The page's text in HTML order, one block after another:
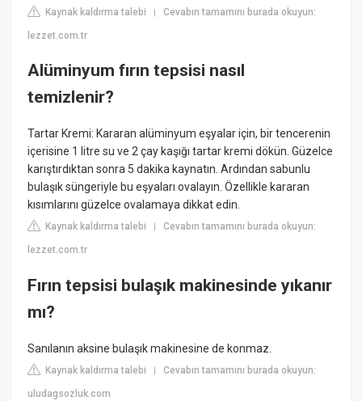
Kaynak kaldırma talebi |Cevabın tamamını burada okuyun:
lezzet.com.tr
Alüminyum fırın tepsisi nasıl
temizlenir?
Tartar Kremi: Kararan alüminyum eşyalar için, bir tencerenin
içerisine 1 litre su ve 2 çay kaşığı tartar kremi dökün. Güzelce
karıştırdıktan sonra 5 dakika kaynatın. Ardından sabunlu
bulaşık süngeriyle bu eşyaları ovalayın. Özellikle kararan
kısımlarını güzelce ovalamaya dikkat edin.
Kaynak kaldırma talebi |Cevabın tamamını burada okuyun:
lezzet.com.tr
Fırın tepsisi bulaşık makinesinde yıkanır
mı?
Sanılanın aksine bulaşık makinesine de konmaz.
Kaynak kaldırma talebi |Cevabın tamamını burada okuyun:
uludagsozluk.com